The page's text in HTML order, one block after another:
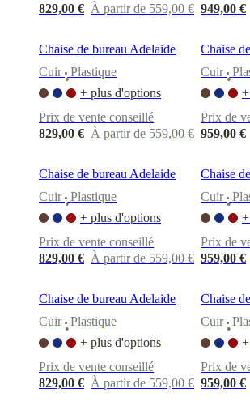
designersPersonnalisation
Standards
d’accessibilitéDevenir
franchiséProfessionalsTrade
829,00 € À partir de 559,00 € 949,00 €
Chaise de bureau Adelaide
Cuir
•
Plastique
+ plus d'options
Prix de vente conseillé
829,00 € À partir de 559,00 €
Chaise
Cuir
•
Prix de
959,00 €
Chaise de bureau Adelaide
Cuir
•
Plastique
+ plus d'options
Prix de vente conseillé
829,00 € À partir de 559,00 €
Chaise
Cuir
•
Prix de
959,00 €
Chaise de bureau Adelaide
Cuir
•
Plastique
+ plus d'options
Prix de vente conseillé
829,00 € À partir de 559,00 €
Chaise
Cuir
•
Prix de
959,00 €